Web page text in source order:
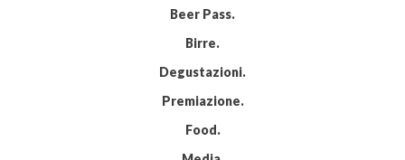
Beer Pass
Birre
Degustazioni
Premiazione
Food